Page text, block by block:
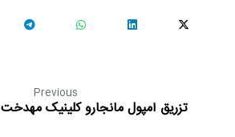
Previous
تزریق آمپول مانجارو کلینیک مهدخت 09170008792